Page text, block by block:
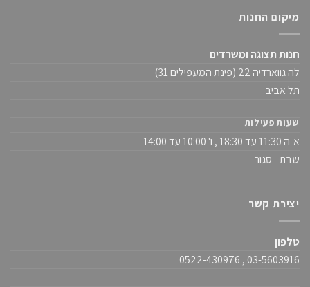
מיקום החנות
חנות תצוגה ומשרדים
לה גווארדיה 22 (פינת המעפילים 31)
תל אביב
שעות פעילות
א-ה 11:30 עד 18:30 , ו' 10:00 עד 14:00
שבת - סגור
יצירת קשר
טלפון
03-5603916 , 0522-430976